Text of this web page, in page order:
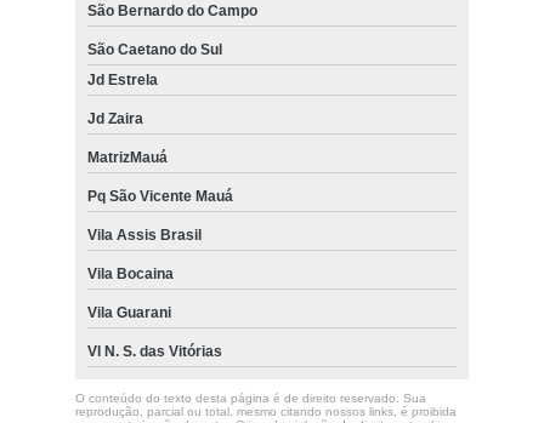
São Bernardo do Campo
São Caetano do Sul
Jd Estrela
Jd Zaira
MatrizMauá
Pq São Vicente Mauá
Vila Assis Brasil
Vila Bocaina
Vila Guarani
Vl N. S. das Vitórias
O conteúdo do texto desta página é de direito reservado. Sua
reprodução, parcial ou total, mesmo citando nossos links, é proibida